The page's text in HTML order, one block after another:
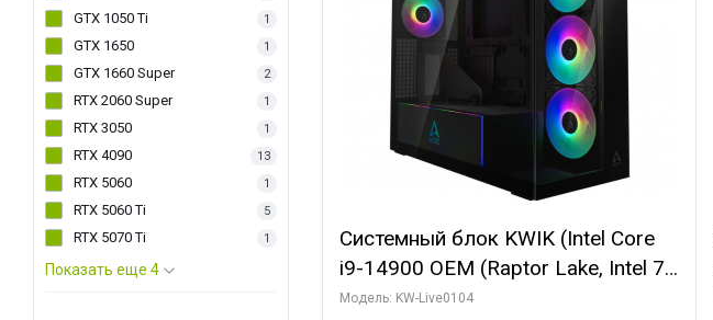
GTX 1050 Ti 1
GTX 1650 1
GTX 1660 Super 2
RTX 2060 Super 1
RTX 3050 1
RTX 4090 13
RTX 5060 1
RTX 5060 Ti 5
RTX 5070 Ti 1
Показать еще 4
Системный блок KWIK (Intel Core
i9-14900 OEM (Raptor Lake, Intel 7,
C24 16EC/8PC// 64 ГБ ОЗУ (2
Модель: KW-Live0104